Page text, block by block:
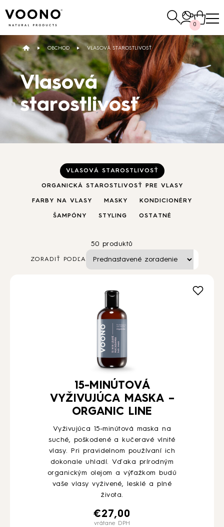
E-SHOP
Vlasová starostlivosť
NAKUPOVAŤ
starostlivosť
Ostatné
VEĽKOOBCHOD
0
Hľadať:
OBCHOD VLASOVÁ STAROSTLIVOSŤ
Vlasová
starostlivosť
VLASOVÁ STAROSTLIVOSŤ
ORGANICKÁ STAROSTLIVOSŤ PRE VLASY
FARBY NA VLASY MASKY KONDICIONÉRY
ŠAMPÓNY STYLING OSTATNÉ
50 produktů
ZORADIŤ PODĽA
15-MINÚTOVÁ
VYŽIVUJÚCA MASKA –
ORGANIC LINE
Vyživujúca 15-minútová maska na
suché, poškodené a kučeravé vlnité
vlasy. Pri pravidelnom používaní ich
dokonale uhladí. Vďaka prírodným
organickým olejom a výťažkom budú
vaše vlasy vyživené, lesklé a plné
života.
€27,00
vrátane DPH